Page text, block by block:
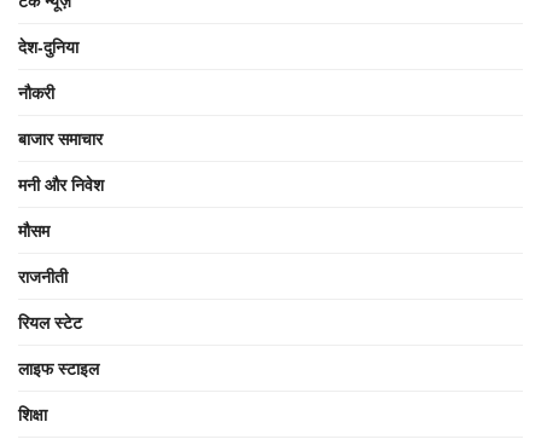
देश-दुनिया
नौकरी
बाजार समाचार
मनी और निवेश
मौसम
राजनीती
रियल स्टेट
लाइफ स्टाइल
शिक्षा